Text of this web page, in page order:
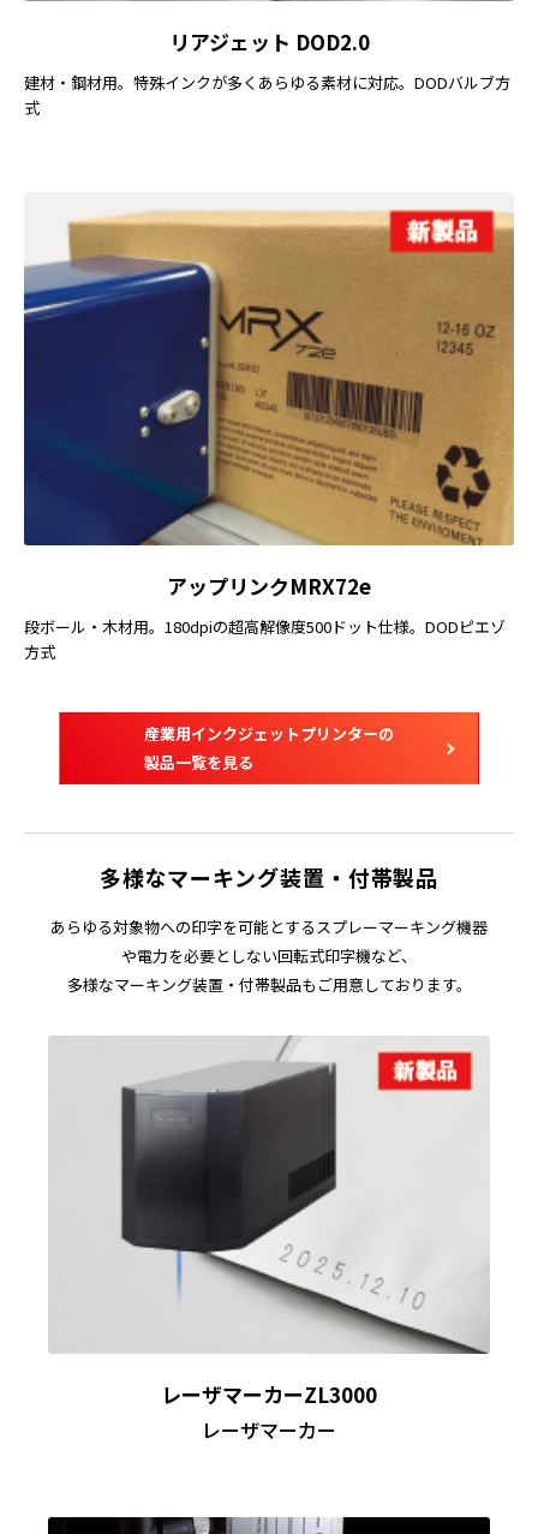
リアジェット DOD2.0
建材・鋼材用。特殊インクが多くあらゆる素材に対応。DODバルブ方
式
アップリンクMRX72e
段ボール・木材用。180dpiの超高解像度500ドット仕様。DODピエゾ
方式
産業用インクジェットプリンターの
製品一覧を見る
多様なマーキング装置・付帯製品
あらゆる対象物への印字を可能とするスプレーマーキング機器
や電力を必要としない回転式印字機など、
多様なマーキング装置・付帯製品もご用意しております。
レーザマーカーZL3000
レーザマーカー